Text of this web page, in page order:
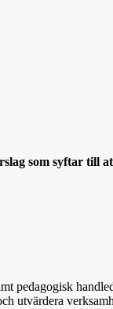
som syftar till
pedagogisk
utvärdera